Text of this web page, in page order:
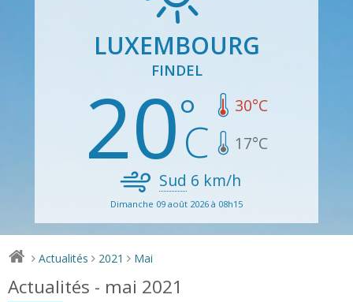
LUXEMBOURG
FINDEL
20 30°C
17°C
Sud 6 km/h
Dimanche 09 août 2026 à 08h15
> Actualités > 2021 > Mai
Actualités - mai 2021